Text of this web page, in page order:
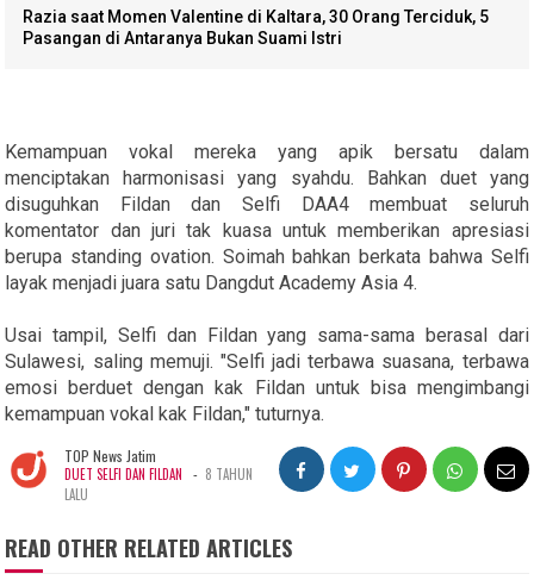
Razia saat Momen Valentine di Kaltara, 30 Orang Terciduk, 5
Pasangan di Antaranya Bukan Suami Istri
Kemampuan vokal mereka yang apik bersatu dalam
menciptakan harmonisasi yang syahdu. Bahkan duet yang
disuguhkan Fildan dan Selfi DAA4 membuat seluruh
komentator dan juri tak kuasa untuk memberikan apresiasi
berupa standing ovation. Soimah bahkan berkata bahwa Selfi
layak menjadi juara satu Dangdut Academy Asia 4.
Usai tampil, Selfi dan Fildan yang sama-sama berasal dari
Sulawesi, saling memuji. "Selfi jadi terbawa suasana, terbawa
emosi berduet dengan kak Fildan untuk bisa mengimbangi
kemampuan vokal kak Fildan," tuturnya.
TOP News Jatim
DUET SELFI DAN FILDAN - 8 TAHUN
LALU
READ OTHER RELATED ARTICLES